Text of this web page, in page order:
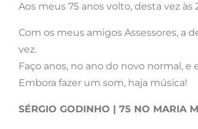
Aos meus 75 anos volto, desta vez às
Com os meus amigos Assessores, a
vez.
Faço anos, no ano do novo normal, e
Embora fazer um som, haja música!
SÉRGIO GODINHO | 75 NO MARIA